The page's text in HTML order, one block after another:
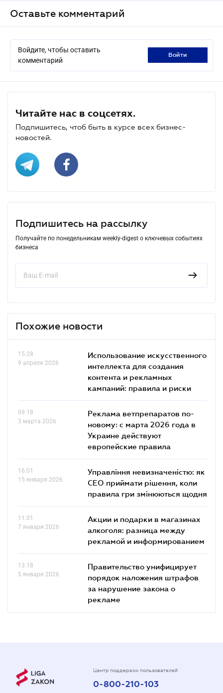
Оставьте комментарий
Войдите, чтобы оставить
комментарий
войти
Читайте нас в соцсетях.
Подпишитесь, чтоб быть в курсе всех бизнес-
новостей.
Подпишитесь на рассылку
Получайте по понедельникам weekly-digest о ключевых событиях
бизнеса
Похожие новости
15.28
9 апреля 2026
Использование искусственного
интеллекта для создания
контента и рекламных
кампаний: правила и риски
09.18
3 марта 2026
Реклама ветпрепаратов по-
новому: с марта 2026 года в
Украине действуют
европейские правила
16.01
15 января 2026
Управління невизначеністю: як
СЕО приймати рішення, коли
правила гри змінюються щодня
11.01
7 января 2026
Акции и подарки в магазинах
алкоголя: разница между
рекламой и информированием
13.18
5 января 2026
Правительство унифицирует
порядок наложения штрафов
за нарушение закона о
рекламе
Центр поддержки пользователей
0-800-210-103